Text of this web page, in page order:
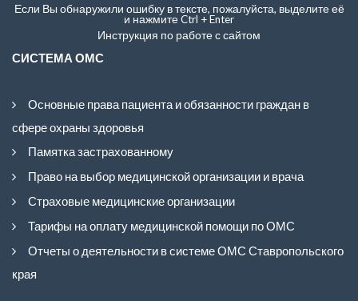
Если Вы обнаружили ошибку в тексте, пожалуйста, выделите её
и нажмите Ctrl + Enter
Инструкция по работе с сайтом
СИСТЕМА ОМС
Основные права пациента и обязанности граждан в
сфере охраны здоровья
Памятка застрахованному
Право на выбор медицинской организации и врача
Страховые медицинские организации
Тарифы на оплату медицинской помощи по ОМС
Отчеты о деятельности в системе ОМС Ставропольского
края